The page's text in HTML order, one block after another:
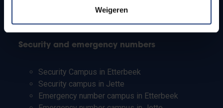
Weigeren
Working students
Security and emergency numbers
Security Campus in Etterbeek
Security campus in Jette
Emergency number campus in Etterbeek